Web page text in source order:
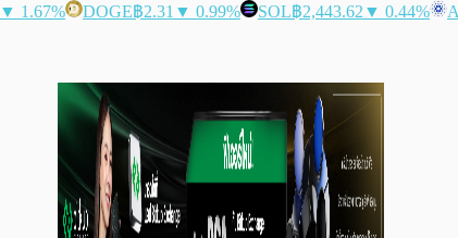
▼ 1.67% DOGE฿2.31 ▼ 0.99% SOL฿2,443.62 ▼ 0.44%